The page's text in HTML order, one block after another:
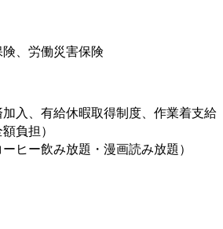
、労働災害保険
入、有給休暇取得制度、作業着支給
負担）
ヒー飲み放題・漫画読み放題）